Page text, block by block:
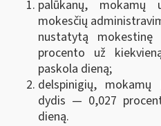
palūkanų, mokamų
mokesčių
nustatytą
procento už
paskola dieną;
delspinigių,
dydis — 0,027
dieną.